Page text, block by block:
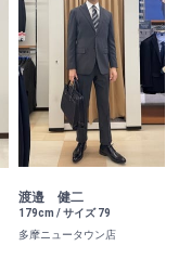
渡邉 健二
179cm / サイズ 79
多摩ニュータウン店